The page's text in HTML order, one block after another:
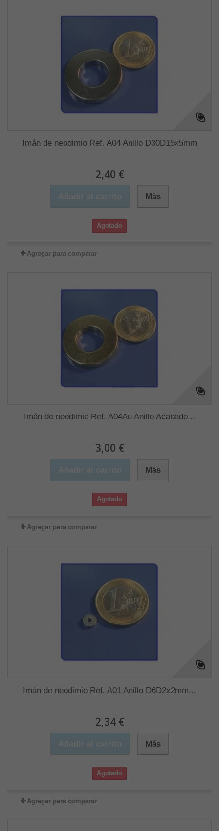
Imán de neodimio Ref. A04 Anillo D30D15x5mm
2,40 €
Más
Agotado
Agregar para comparar
Imán de neodimio Ref. A04Au Anillo Acabado...
3,00 €
Más
Agotado
Agregar para comparar
Imán de neodimio Ref. A01 Anillo D6D2x2mm...
2,34 €
Más
Agotado
Agregar para comparar